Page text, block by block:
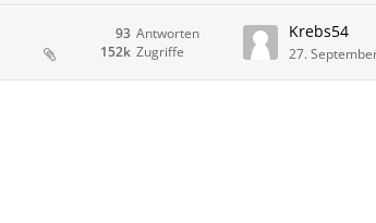
Antworten
93
Zugriffe
152k
Krebs54
27.